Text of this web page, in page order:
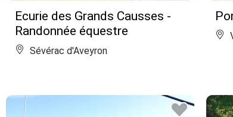
Ecurie des Grands Causses -
Randonnée équestre
Sévérac d'Aveyron